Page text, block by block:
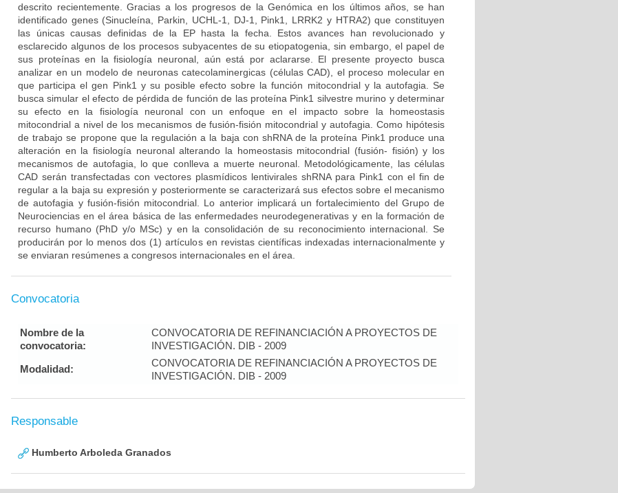
descrito recientemente. Gracias a los progresos de la Genómica en los últimos años, se han
identificado genes (Sinucleína, Parkin, UCHL-1, DJ-1, Pink1, LRRK2 y HTRA2) que constituyen
las únicas causas definidas de la EP hasta la fecha. Estos avances han revolucionado y
esclarecido algunos de los procesos subyacentes de su etiopatogenia, sin embargo, el papel de
sus proteínas en la fisiología neuronal, aún está por aclararse. El presente proyecto busca
analizar en un modelo de neuronas catecolaminergicas (células CAD), el proceso molecular en
que participa el gen Pink1 y su posible efecto sobre la función mitocondrial y la autofagia. Se
busca simular el efecto de pérdida de función de las proteína Pink1 silvestre murino y determinar
su efecto en la fisiología neuronal con un enfoque en el impacto sobre la homeostasis
mitocondrial a nivel de los mecanismos de fusión-fisión mitocondrial y autofagia. Como hipótesis
de trabajo se propone que la regulación a la baja con shRNA de la proteína Pink1 produce una
alteración en la fisiología neuronal alterando la homeostasis mitocondrial (fusión- fisión) y los
mecanismos de autofagia, lo que conlleva a muerte neuronal. Metodológicamente, las células
CAD serán transfectadas con vectores plasmídicos lentivirales shRNA para Pink1 con el fin de
regular a la baja su expresión y posteriormente se caracterizará sus efectos sobre el mecanismo
de autofagia y fusión-fisión mitocondrial. Lo anterior implicará un fortalecimiento del Grupo de
Neurociencias en el área básica de las enfermedades neurodegenerativas y en la formación de
recurso humano (PhD y/o MSc) y en la consolidación de su reconocimiento internacional. Se
producirán por lo menos dos (1) artículos en revistas científicas indexadas internacionalmente y
se enviaran resúmenes a congresos internacionales en el área.
Convocatoria
Nombre de la
convocatoria:
CONVOCATORIA DE REFINANCIACIÓN A PROYECTOS DE
INVESTIGACIÓN. DIB - 2009
Modalidad:
CONVOCATORIA DE REFINANCIACIÓN A PROYECTOS DE
INVESTIGACIÓN. DIB - 2009
Responsable
Humberto Arboleda Granados